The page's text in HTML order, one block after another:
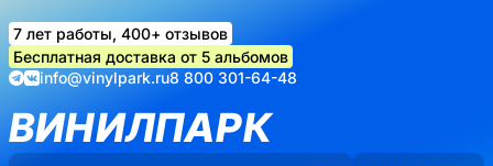
7 лет работы, 400+ отзывов
Бесплатная доставка от 5 альбомов
info@vinylpark.ru8 800 301-64-48
ВИНИЛПАРК